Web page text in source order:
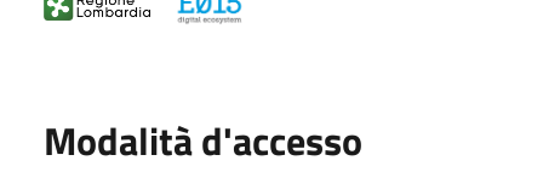
Modalità d'accesso